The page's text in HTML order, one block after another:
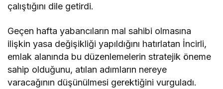
çalıştığını dile getirdi.
Geçen hafta yabancıların mal sahibi olmasına
ilişkin yasa değişikliği yapıldığını hatırlatan İncirli,
emlak alanında bu düzenlemelerin stratejik öneme
sahip olduğunu, atılan adımların nereye
varacağının düşünülmesi gerektiğini vurguladı.